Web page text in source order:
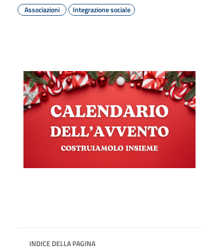
Associazioni
Integrazione sociale
INDICE DELLA PAGINA